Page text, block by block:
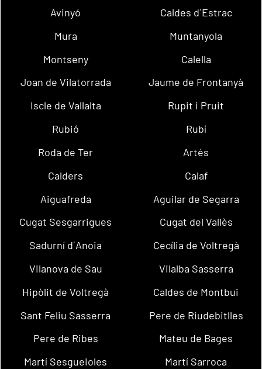
Avinyó
Caldes d´Estrac
Mura
Muntanyola
Montseny
Calella
Joan de Vilatorrada
Jaume de Frontanyà
Iscle de Vallalta
Rupit i Pruit
Rubió
Rubí
Roda de Ter
Artés
Calders
Calaf
Aiguafreda
Aguilar de Segarra
Cugat Sesgarrigues
Cugat del Vallès
Sadurní d´Anoia
Cecília de Voltregà
Vilanova de Sau
Vilalba Sasserra
Hipòlit de Voltregà
Caldes de Montbui
Sant Feliu Sasserra
Pere de Riudebitlles
Pere de Ribes
Mateu de Bages
Martí Sesgueioles
Martí Sarroca